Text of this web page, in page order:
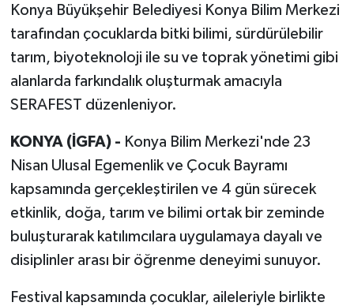
Konya Büyükşehir Belediyesi Konya Bilim Merkezi
tarafından çocuklarda bitki bilimi, sürdürülebilir
tarım, biyoteknoloji ile su ve toprak yönetimi gibi
alanlarda farkındalık oluşturmak amacıyla
SERAFEST düzenleniyor.
KONYA (İGFA) - Konya Bilim Merkezi'nde 23
Nisan Ulusal Egemenlik ve Çocuk Bayramı
kapsamında gerçekleştirilen ve 4 gün sürecek
etkinlik, doğa, tarım ve bilimi ortak bir zeminde
buluşturarak katılımcılara uygulamaya dayalı ve
disiplinler arası bir öğrenme deneyimi sunuyor.
Festival kapsamında çocuklar, aileleriyle birlikte